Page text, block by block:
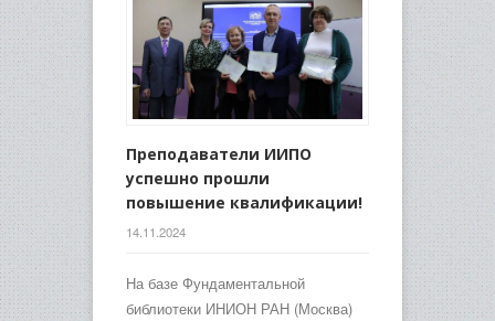
Преподаватели ИИПО
успешно прошли
повышение квалификации!
14.11.2024
На базе Фундаментальной
библиотеки ИНИОН РАН (Москва)